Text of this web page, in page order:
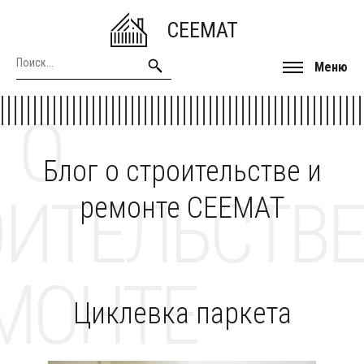
CEEMAT
Меню
Блог о строительстве и
ремонте CEEMAT
О
Циклевка паркета